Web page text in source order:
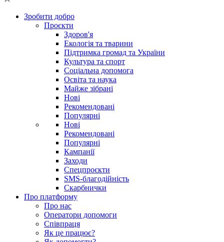
Зробити добро
Проєкти
Здоров'я
Екологія та тварини
Підтримка громад та України
Культура та спорт
Соціальна допомога
Освіта та наука
Майже зібрані
Нові
Рекомендовані
Популярні
Нові
Рекомендовані
Популярні
Кампанії
Заходи
Спецпроєкти
SMS-благодійність
Скарбнички
Про платформу
Про нас
Оператори допомоги
Співпраця
Як це працює?